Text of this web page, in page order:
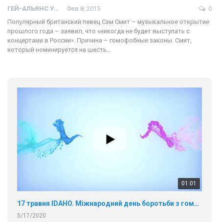
ГЕЙ-АЛЬЯНС УКРАИНА Фев 8, 2015
0
Популярный британский певец Сэм Смит – музыкальное открытие
прошлого года – заявил, что «никогда не будет выступать с
концертами в России». Причина – гомофобные законы. Смит,
который номинируется на шесть…
01:01
17 травня IDAHO. Міжнародний день боротьби з гомофобією трансфобією і біфобія.
5/17/2020